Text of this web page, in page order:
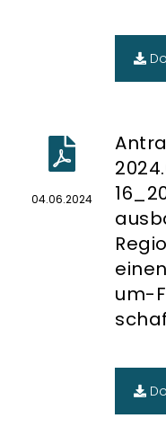
04.06.2024
um-